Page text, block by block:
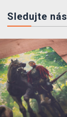
Sledujte